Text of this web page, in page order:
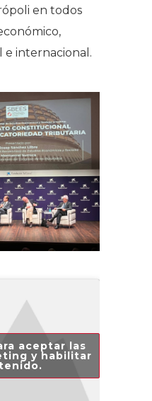
en todos
internacional.
aceptar las
y habilitar